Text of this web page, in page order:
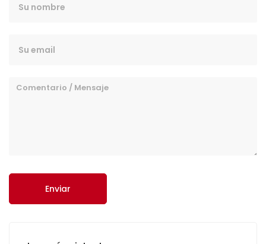
Enviar